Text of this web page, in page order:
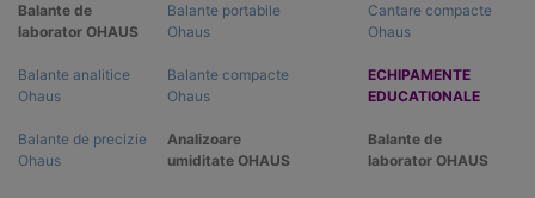
Balante de
laborator OHAUS
Balante analitice
Ohaus
Balante de precizie
Ohaus
Cantare compacte
Ohaus
ECHIPAMENTE
EDUCATIONALE
Balante de
laborator OHAUS
Balante portabile
Ohaus
Balante compacte
Ohaus
Analizoare
umiditate OHAUS